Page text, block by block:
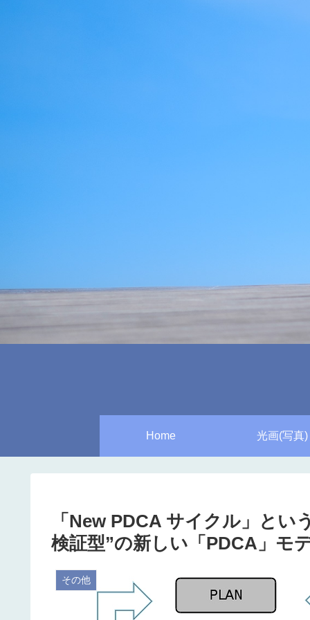
Home 光画(写真)
「New PDCA サイクル」と
検証型”の新しい「PDCA」モ
その他